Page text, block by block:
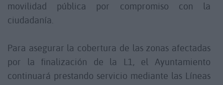
movilidad pública por compromiso con la
ciudadanía.
Para asegurar la cobertura de las zonas afectadas
por la finalización de la L1, el Ayuntamiento
continuará prestando servicio mediante las Líneas